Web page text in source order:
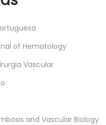
of Hematology
Vascular
and Vascular Biology